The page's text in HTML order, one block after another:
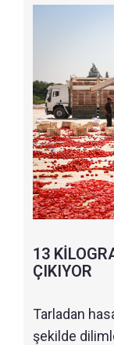
13
ÇIKIYOR
Tarladan
şekilde